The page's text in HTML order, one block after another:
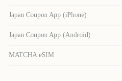
Japan Coupon App (iPhone)
Japan Coupon App (Android)
MATCHA eSIM